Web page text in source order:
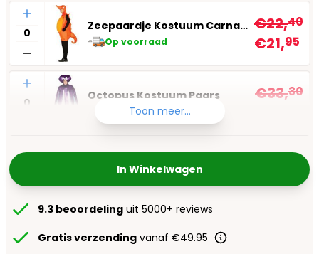
Aantal
Zeepaardje Kostuum Carnaval
Op voorraad
€22,40
€21,95
Aantal
Octopus Kostuum Paars
Op voorraad
€33,30
Toon meer...
In Winkelwagen
9.3 beoordeling uit 5000+ reviews
Gratis verzending vanaf €49.95